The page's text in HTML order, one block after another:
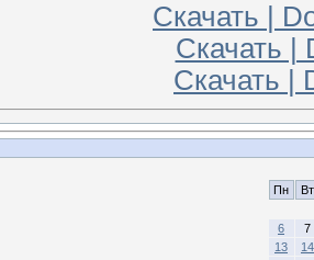
Скачать |
Скачать |
Скачать |
Пн Вт
6
7
13
14